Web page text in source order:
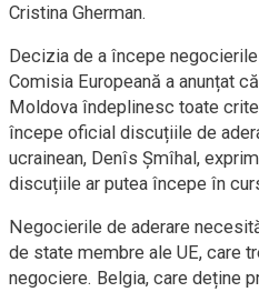
Cristina Gherman.
Decizia de a începe
Comisia Europeană a anunțat
Moldova îndeplinesc toate
începe oficial discuțiile de
ucrainean, Denîs Șmîhal,
discuțiile ar putea începe în
Negocierile de aderare
de state membre ale UE, care
negociere. Belgia, care deține